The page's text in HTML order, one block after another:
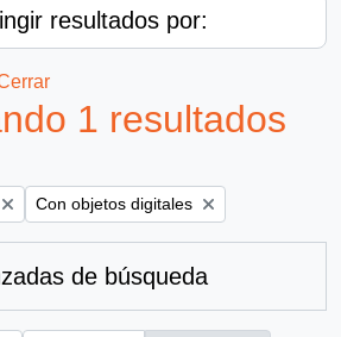
resultados por:
1 resultados
Remove filter:
Con objetos digitales
de búsqueda